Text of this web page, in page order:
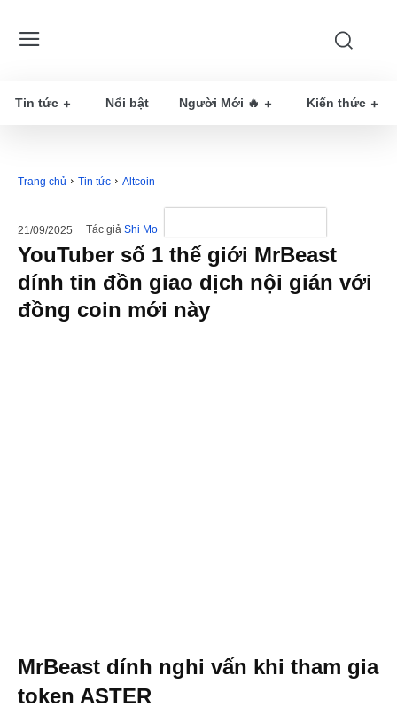
Tin tức Nổi bật Người Mới 🔥 Kiến thức
Trang chủ Tin tức Altcoin
21/09/2025 Tác giả Shi Mo
YouTuber số 1 thế giới MrBeast
dính tin đồn giao dịch nội gián với
đồng coin mới này
MrBeast dính nghi vấn khi tham gia
token ASTER